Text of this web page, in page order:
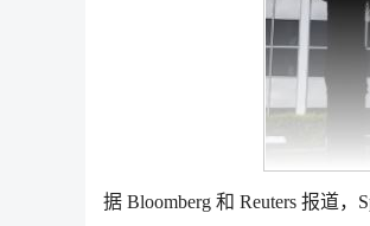
据 Bloomberg 和 Reuters 报道